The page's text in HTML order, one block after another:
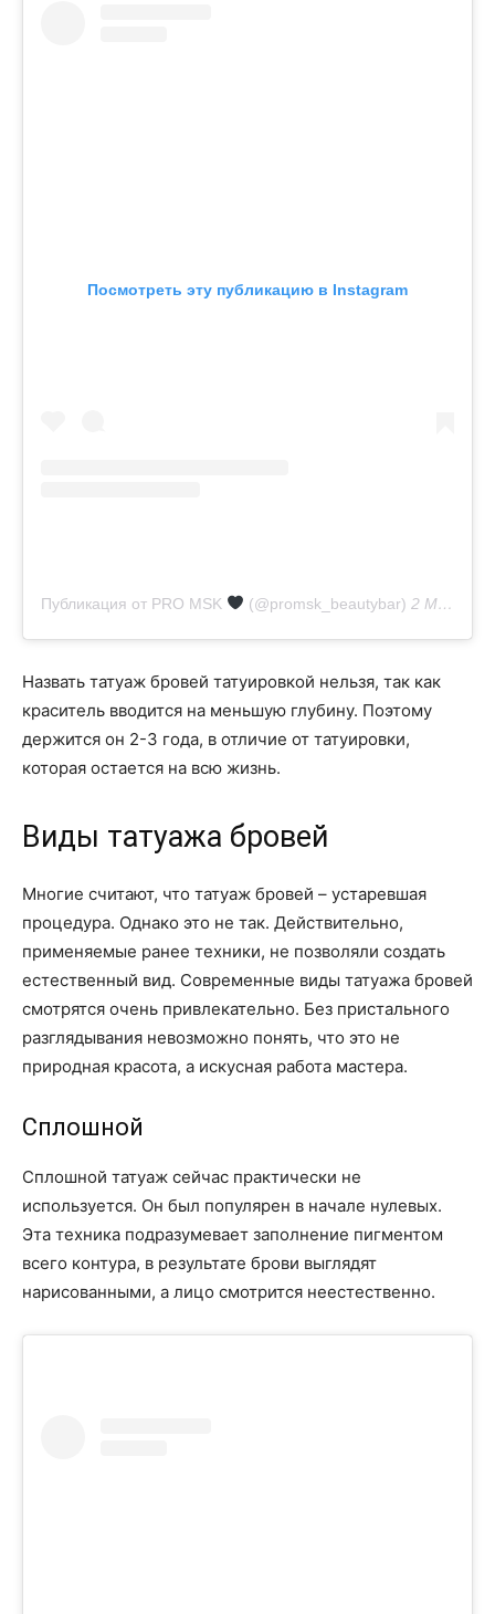
Посмотреть эту публикацию в Instagram
Публикация от PRO MSK (@promsk_beautybar) 2 Мар 2019 в 8:47 PST
Назвать татуаж бровей татуировкой нельзя, так как
краситель вводится на меньшую глубину. Поэтому
держится он 2-3 года, в отличие от татуировки,
которая остается на всю жизнь.
Виды татуажа бровей
Многие считают, что татуаж бровей – устаревшая
процедура. Однако это не так. Действительно,
применяемые ранее техники, не позволяли создать
естественный вид. Современные виды татуажа бровей
смотрятся очень привлекательно. Без пристального
разглядывания невозможно понять, что это не
природная красота, а искусная работа мастера.
Сплошной
Сплошной татуаж сейчас практически не
используется. Он был популярен в начале нулевых.
Эта техника подразумевает заполнение пигментом
всего контура, в результате брови выглядят
нарисованными, а лицо смотрится неестественно.